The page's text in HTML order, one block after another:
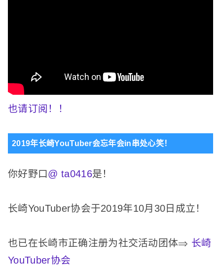
也请订阅！ ！
2019年长崎YouTuber会忘年会in串处心笑！
你好野口@ ta0416是！
长崎YouTuber协会于2019年10月30日成立！
也已在长崎市正确注册为社交活动团体⇒ 长崎
YouTuber协会